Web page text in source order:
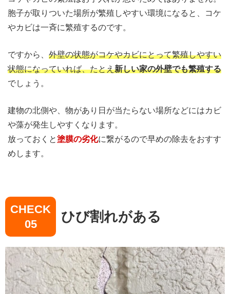
胞子が取りついた場所が繁殖しやすい環境になると、コケ
やカビは一斉に繁殖するのです。
ですから、 外壁の状態がコケやカビにとって繁殖しやすい
状態になっていれば、たとえ新しい家の外壁でも繁殖する
でしょう。
建物の北側や、物があり日が当たらない場所などにはカビ
や藻が発生しやすくなります。
放っておくと塗膜の劣化に繋がるので早めの除去をおすす
めします。
CHECK
05
ひび割れがある